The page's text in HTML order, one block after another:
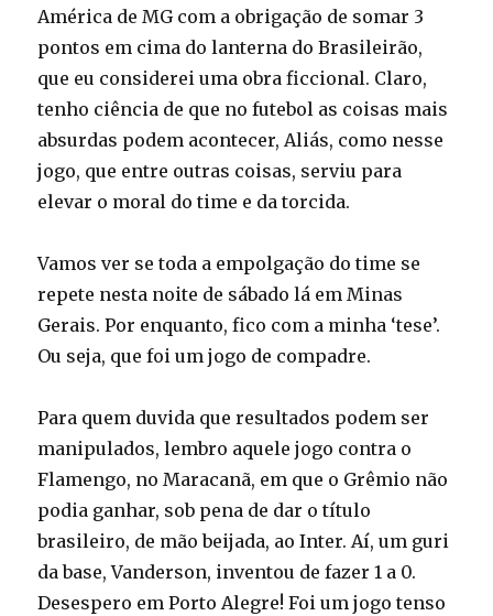
América de MG com a obrigação de somar 3
pontos em cima do lanterna do Brasileirão,
que eu considerei uma obra ficcional. Claro,
tenho ciência de que no futebol as coisas mais
absurdas podem acontecer, Aliás, como nesse
jogo, que entre outras coisas, serviu para
elevar o moral do time e da torcida.
Vamos ver se toda a empolgação do time se
repete nesta noite de sábado lá em Minas
Gerais. Por enquanto, fico com a minha ‘tese’.
Ou seja, que foi um jogo de compadre.
Para quem duvida que resultados podem ser
manipulados, lembro aquele jogo contra o
Flamengo, no Maracanã, em que o Grêmio não
podia ganhar, sob pena de dar o título
brasileiro, de mão beijada, ao Inter. Aí, um guri
da base, Vanderson, inventou de fazer 1 a 0.
Desespero em Porto Alegre! Foi um jogo tenso